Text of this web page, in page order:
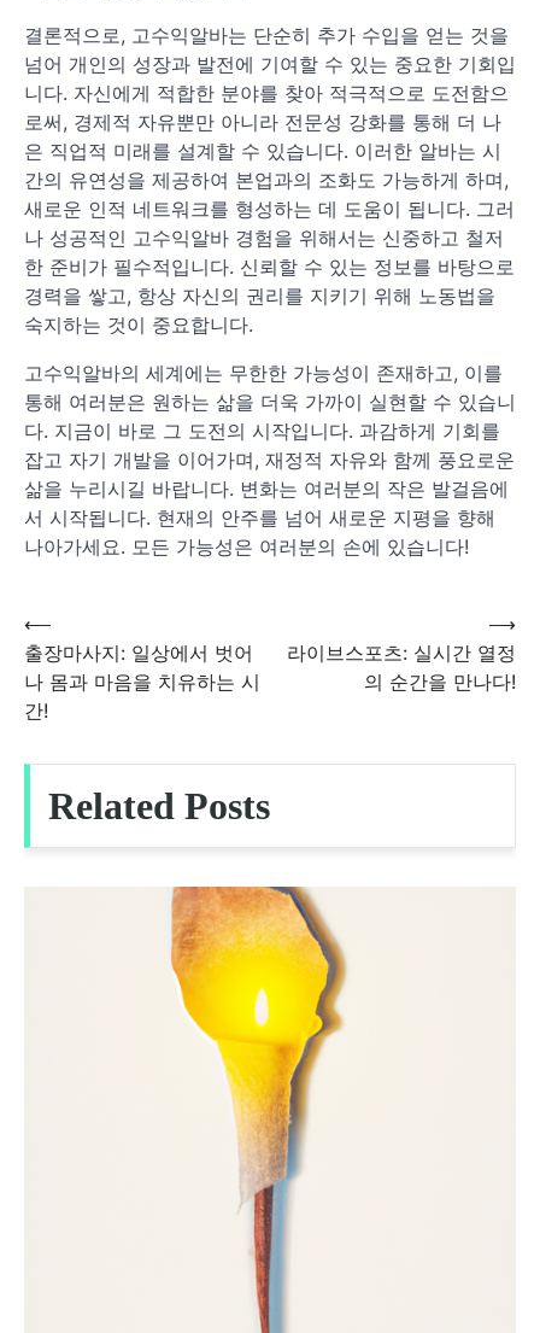
결론적으로, 고수익알바는 단순히 추가 수입을 얻는 것을
넘어 개인의 성장과 발전에 기여할 수 있는 중요한 기회입
니다. 자신에게 적합한 분야를 찾아 적극적으로 도전함으
로써, 경제적 자유뿐만 아니라 전문성 강화를 통해 더 나
은 직업적 미래를 설계할 수 있습니다. 이러한 알바는 시
간의 유연성을 제공하여 본업과의 조화도 가능하게 하며,
새로운 인적 네트워크를 형성하는 데 도움이 됩니다. 그러
나 성공적인 고수익알바 경험을 위해서는 신중하고 철저
한 준비가 필수적입니다. 신뢰할 수 있는 정보를 바탕으로
경력을 쌓고, 항상 자신의 권리를 지키기 위해 노동법을
숙지하는 것이 중요합니다.
고수익알바의 세계에는 무한한 가능성이 존재하고, 이를
통해 여러분은 원하는 삶을 더욱 가까이 실현할 수 있습니
다. 지금이 바로 그 도전의 시작입니다. 과감하게 기회를
잡고 자기 개발을 이어가며, 재정적 자유와 함께 풍요로운
삶을 누리시길 바랍니다. 변화는 여러분의 작은 발걸음에
서 시작됩니다. 현재의 안주를 넘어 새로운 지평을 향해
나아가세요. 모든 가능성은 여러분의 손에 있습니다!
글
탐
색
⟵
출장마사지: 일상에서 벗어
나 몸과 마음을 치유하는 시
간!
라이브스포츠: 실시간 열정
의 순간을 만나다!
⟶
Related Posts